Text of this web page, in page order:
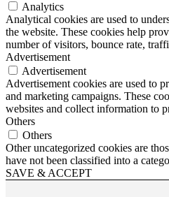
Analytics
Analytical cookies are used to
the website. These cookies help
number of visitors, bounce rate,
Advertisement
Advertisement
Advertisement cookies are used to
and marketing campaigns. These
websites and collect information to
Others
Others
Other uncategorized cookies are
have not been classified into a
SAVE & ACCEPT